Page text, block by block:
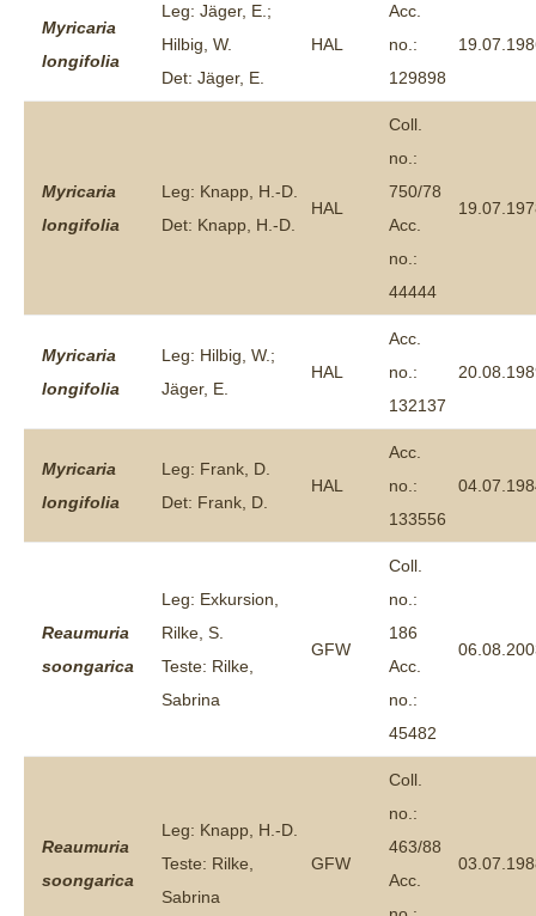
Myricaria
longifolia
Leg: Jäger, E.;
Hilbig, W.
Det: Jäger, E.
HAL
Acc.
no.:
129898
Myricaria
longifolia
Leg: Knapp, H.-D.
Det: Knapp, H.-D.
HAL
Coll.
no.:
750/78
Acc.
no.:
44444
Myricaria
longifolia
Leg: Hilbig, W.;
Jäger, E.
HAL
Acc.
no.:
132137
Myricaria
longifolia
Leg: Frank, D.
Det: Frank, D.
HAL
Acc.
no.:
133556
Reaumuria
soongarica
Leg: Exkursion,
Rilke, S.
Teste: Rilke,
Sabrina
GFW
Coll.
no.:
186
Acc.
no.:
45482
Reaumuria
soongarica
Leg: Knapp, H.-D.
Teste: Rilke,
Sabrina
GFW
Coll.
no.:
463/88
Acc.